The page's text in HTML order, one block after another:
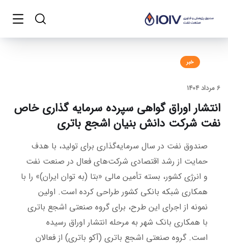
خبر
6 مرداد 1404
انتشار اوراق گواهی سپرده سرمایه گذاری خاص
نفت شرکت دانش بنیان اشجع باتری
صندوق نفت در سال سرمایه‌گذاری برای تولید، با هدف
حمایت از رشد اقتصادی شرکت‌های فعال در صنعت نفت
و انرژی کشور، بسته تأمین مالی «بتا (به توان ایران)» را با
همکاری شبکه بانکی کشور طراحی کرده است. اولین
نمونه از اجرای این طرح، برای گروه صنعتی اشجع باتری
با همکاری بانک شهر به مرحله انتشار اوراق رسیده
است.گروه صنعتی اشجع باتری (آکو باتری) از فعالان